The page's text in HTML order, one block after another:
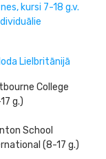
kursi 7-18 g.v.
Lielbritānijā
College
g.)
School
(8-17 g.)